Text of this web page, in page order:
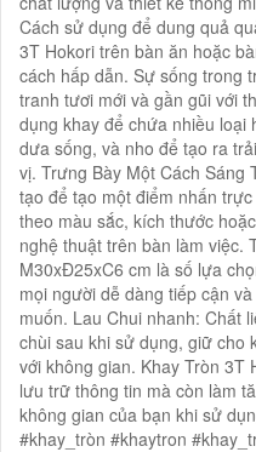
Cách sử dụng để dung quả
3T Hokori trên bàn ăn hoặc
cách hấp dẫn. Sự sống trong
tranh tươi mới và gần gũi với
dụng khay để chứa nhiều loại
dưa sống, và nho để tạo ra
vị. Trưng Bày Một Cách Sáng
tạo để tạo một điểm nhấn
theo màu sắc, kích thước
nghệ thuật trên bàn làm việc.
M30xĐ25xC6 cm là số lựa
mọi người dễ dàng tiếp cận
muốn. Lau Chui nhanh: Chất
chùi sau khi sử dụng, giữ cho
với không gian. Khay Tròn 3T
lưu trữ thông tin mà còn làm
không gian của bạn khi sử
#khay_tròn #khaytron